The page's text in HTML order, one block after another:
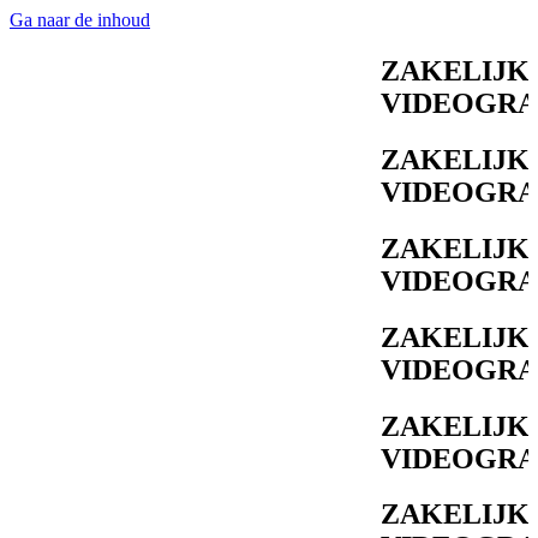
Ga naar de inhoud
ZAKELIJKE
VIDEOGRAFIE
ZAKELIJKE
VIDEOGRAFIE
ZAKELIJKE
VIDEOGRAFIE
ZAKELIJKE
VIDEOGRAFIE
ZAKELIJKE
VIDEOGRAFIE
ZAKELIJKE